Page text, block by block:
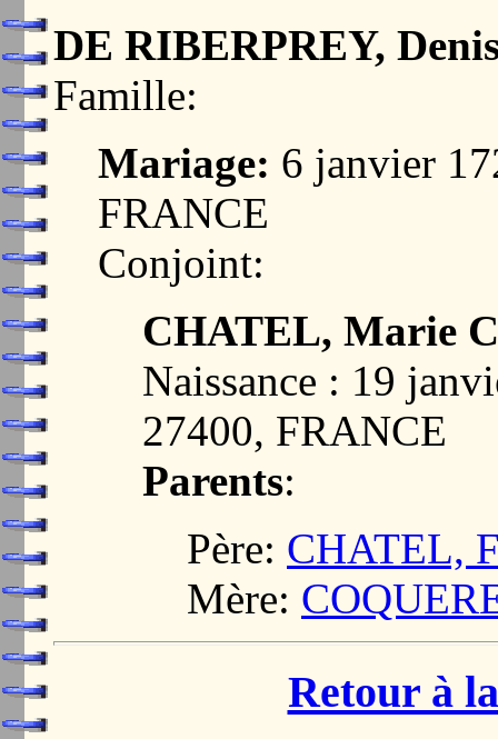
DE RIBERPREY,
Famille:
Mariage: 6 janvier
FRANCE
Conjoint:
CHATEL, Marie
Naissance : 19
27400, FRANCE
Parents:
Père: CHATEL,
Mère:
Retour à